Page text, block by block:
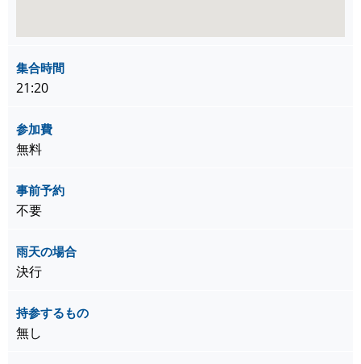
集合時間
21:20
参加費
無料
事前予約
不要
雨天の場合
決行
持参するもの
無し